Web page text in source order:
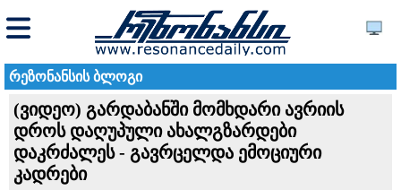
რეზონანსის ბლოგი
(ვიდეო) გარდაბანში მომხდარი ავრიის
დროს დაღუპული ახალგზარდები
დაკრძალეს - გავრცელდა ემოციური
კადრები